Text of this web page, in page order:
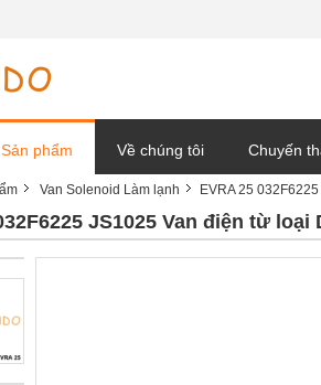
Sản phẩm Về chúng tôi Chuyến
tin tức công ty
Van Solenoid Làm lạnh EVRA 25
JS1025 Van điện từ